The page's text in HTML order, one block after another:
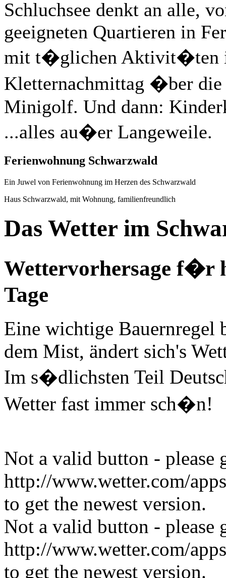
Schluchsee denkt an alle,
geeigneten Quartieren in
mit t�glichen Aktivit�ten
Kletternachmittag �ber die
Minigolf. Und dann:
...alles au�er Langeweile.
Ferienwohnung Schwarzwald
Ein Juwel von Ferienwohnung im Herzen des Schwarzwald
Haus Schwarzwald, mit Wohnung, familienfreundlich
Das Wetter im
Wettervorhersage f�r
Tage
Eine wichtige Bauernregel
dem Mist, ändert sich's
Im s�dlichsten Teil
Wetter fast immer sch�n!
Not a valid button - please
http://www.wetter.com/
to get the newest version.
Not a valid button - please
http://www.wetter.com/
to get the newest version.